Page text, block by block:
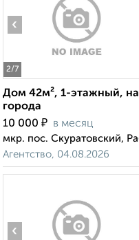
2/7
‹
Дом 42м², 1-этажный,
города
10 000 ₽ в месяц
мкр. пос. Скуратовский,
Агентство, 04.08.2026
‹